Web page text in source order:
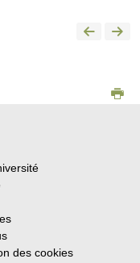
des cookies